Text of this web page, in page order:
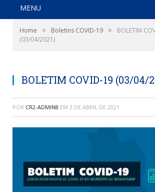
MENU
Home » Boletins COVID-19 »
BOLETIM
(03/04/2021)
BOLETIM COVID-19 (03/04/
POR CR2-ADMIN8 EM 3 DE ABRIL DE 2021